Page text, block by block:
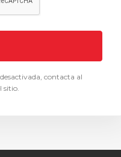
contacta al
sitio.